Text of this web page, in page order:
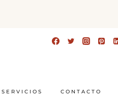
SERVICIOS CONTACTO